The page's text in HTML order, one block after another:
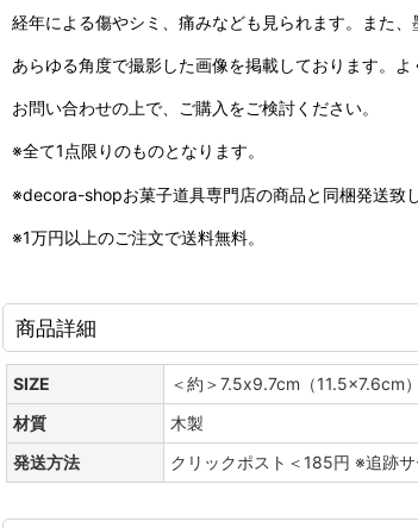
経年による傷やシミ、痛みなども見られます。また
あらゆる角度で撮影した画像を掲載しております。
お問い合わせの上で、ご購入をご検討ください。
※全て1点限りのものとなります。
※decora-shopお菓子道具専門店の商品と同梱発送致し
※1万円以上のご注文で送料無料。
商品詳細
SIZE
＜約＞7.5x9.7cm（
材質
木製
発送方法
クリックポスト＜185円 ※追跡